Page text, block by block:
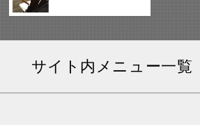
サイト内メニュー一覧